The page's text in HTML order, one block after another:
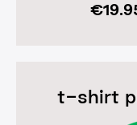
€
t-shirt